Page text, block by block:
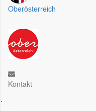
Oberösterreich
Kontakt
.